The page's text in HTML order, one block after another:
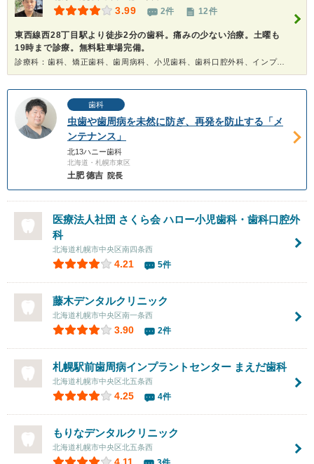
3.99 2件 12件
東西線西28丁目駅より徒歩2分の歯科。痛みの少ない治療。土曜も
19時まで診療。無料駐車場完備。
診療科：歯科、矯正歯科、歯周病科、小児歯科、歯科口腔外科、インプラント、ホワイトニング
歯科
虫歯や歯周病を未然に防ぎ、再発を防止する「メ
ンテナンス」
北13ハニー歯科
北海道・札幌市東区
土肥 德吉 院長
医療法人社団 さくら会ハロー小児歯科・歯科口腔外
科
北海道札幌市中央区南四条西
4.21 5件
藤木デンタルクリニック
北海道札幌市中央区南一条西
3.90 2件
札幌駅前歯周病インプラントセンター まえだ歯科
北海道札幌市中央区北五条西
4.25 4件
もりなデンタルクリニック
北海道札幌市中央区北五条西